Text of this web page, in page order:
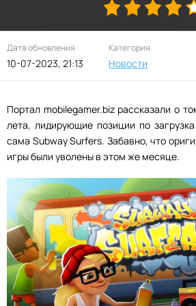
Дата обновления
10-07-2023, 21:13
Категория
Новости
Портал mobilegamer.biz рассказали о
лета, лидирующие позиции по
сама Subway Surfers. Забавно, что
игры были уволены в этом же месяце.